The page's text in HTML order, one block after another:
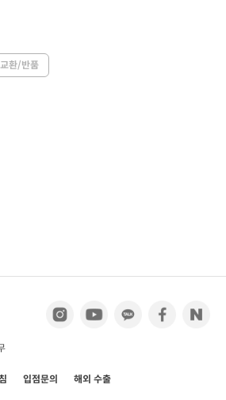
교환/반품
입점문의 해외 수출